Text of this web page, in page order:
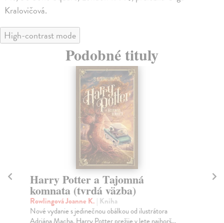
Kralovičová.
High-contrast mode
Podobné tituly
Harry Potter a Tajomná
komnata (tvrdá väzba)
Rowlingová Joanne K. | Kniha
Nové vydanie s jedinečnou obálkou od ilustrátora
Adriána Macha. Harry Potter prežije v lete najhorš...